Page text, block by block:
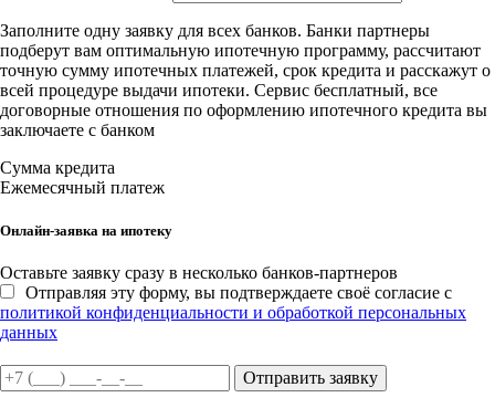
Заполните одну заявку для всех банков. Банки партнеры
подберут вам оптимальную ипотечную программу, рассчитают
точную сумму ипотечных платежей, срок кредита и расскажут о
всей процедуре выдачи ипотеки. Сервис бесплатный, все
договорные отношения по оформлению ипотечного кредита вы
заключаете с банком
Сумма кредита
Ежемесячный платеж
Онлайн-заявка на ипотеку
Оставьте заявку сразу в несколько банков-партнеров
Отправляя эту форму, вы подтверждаете своё согласие с
политикой конфиденциальности и обработкой персональных
данных
Отправить заявку